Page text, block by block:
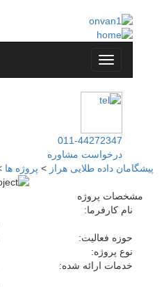
011-44272347
درخواست مشاوره
پیشگامان داده طلایی هراز > پروژه ها
مشخصات پروژه
نام کارفرما:
حوزه فعالیت:
نوع پروژه:
خدمات ارائه شده: